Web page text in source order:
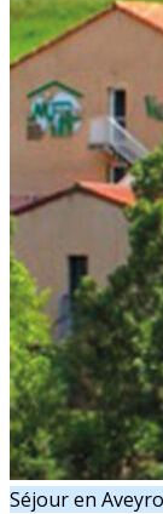
Séjour en